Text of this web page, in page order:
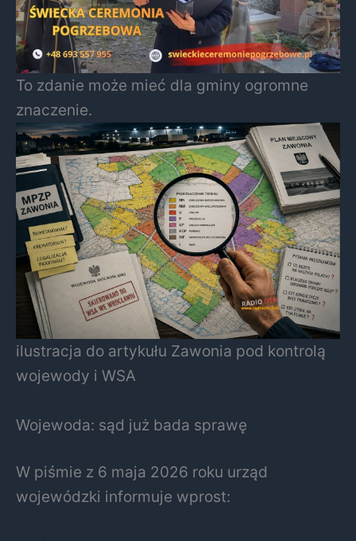
To zdanie może mieć dla gminy ogromne
znaczenie.
ilustracja do artykułu Zawonia pod kontrolą
wojewody i WSA
Wojewoda: sąd już bada sprawę
W piśmie z 6 maja 2026 roku urząd
wojewódzki informuje wprost: